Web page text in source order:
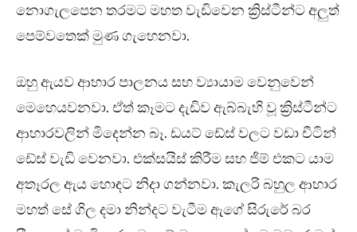
නොගැලපෙන තරමට මහත වැඩිවෙන ක්‍රිස්ටීන්ට අලුත්
පෙම්වතෙක් මුණ ගැහෙනවා.
ඔහු ඇයව ආහාර පාලනය සහ ව්‍යායාම වෙනුවෙන්
මෙහෙයවනවා. ඒත් කෑමට දැඩිව ඇබ්බැහි වූ ක්‍රිස්ටීන්ට
ආහාරවලින් මිදෙන්න බෑ. ඩයට් ඩේස් වලට වඩා චීටින්
ඩේස් වැඩි වෙනවා. එක්සයිස් කිරීම සහ ජිම් එකට යාම
අතෑරල ඇය හොඳට නිදා ගන්නවා. කැලරි බහුල ආහාර
මහත් සේ ගිල දමා නින්දට වැටීම ඇගේ සිරුරේ බර